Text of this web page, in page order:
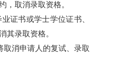
，取消录取资格。
证书或学士学位证书、
其录取资格。
消申请人的复试、录取